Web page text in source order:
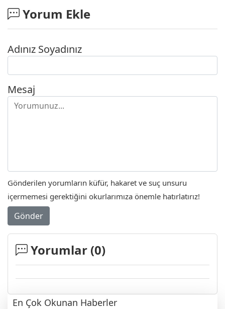
Yorum Ekle
Adınız Soyadınız
Mesaj
Gönderilen yorumların küfür, hakaret ve suç unsuru
içermemesi gerektiğini okurlarımıza önemle hatırlatırız!
Gönder
Yorumlar (0)
En Çok Okunan Haberler